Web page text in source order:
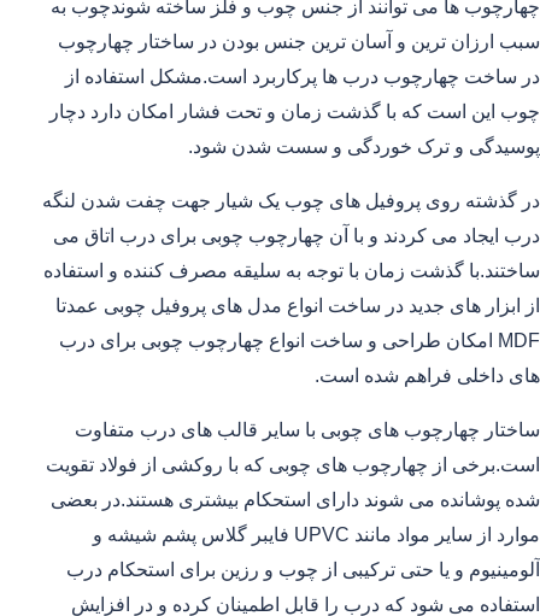
چهارچوب ها می توانند از جنس چوب و فلز ساخته شوندچوب به
سبب ارزان ترین و آسان ترین جنس بودن در ساختار چهارچوب
در ساخت چهارچوب درب ها پرکاربرد است.مشکل استفاده از
چوب این است که با گذشت زمان و تحت فشار امکان دارد دچار
پوسیدگی و ترک خوردگی و سست شدن شود.
در گذشته روی پروفیل های چوب یک شیار جهت چفت شدن لنگه
درب ایجاد می کردند و با آن چهارچوب چوبی برای درب اتاق می
ساختند.با گذشت زمان با توجه به سلیقه مصرف کننده و استفاده
از ابزار های جدید در ساخت انواع مدل های پروفیل چوبی عمدتا
MDF امکان طراحی و ساخت انواع چهارچوب چوبی برای درب
های داخلی فراهم شده است.
ساختار چهارچوب های چوبی با سایر قالب های درب متفاوت
است.برخی از چهارچوب های چوبی که با روکشی از فولاد تقویت
شده پوشانده می شوند دارای استحکام بیشتری هستند.در بعضی
موارد از سایر مواد مانند UPVC فایبر گلاس پشم شیشه و
آلومینیوم و یا حتی ترکیبی از چوب و رزین برای استحکام درب
استفاده می شود که درب را قابل اطمینان کرده و در افزایش